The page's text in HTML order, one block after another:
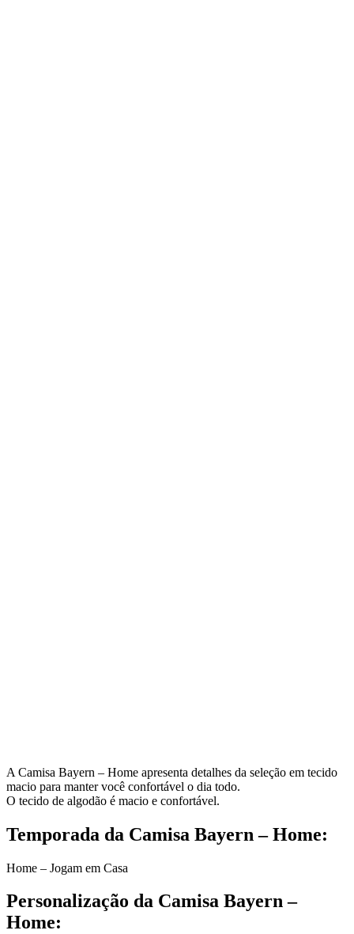
A Camisa Bayern – Home apresenta detalhes da seleção em tecido
macio para manter você confortável o dia todo.
O tecido de algodão é macio e confortável.
Temporada da Camisa Bayern – Home:
Home – Jogam em Casa
Personalização da Camisa Bayern –
Home: